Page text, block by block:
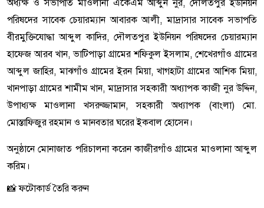
অধ্যক্ষ ও সভাপতি মাওলানা একেএম আব্দুন নুর, দৌলতপুর ইউনিয়ন
পরিষদের সাবেক চেয়ারম্যান আবারক আলী, মাদ্রাসার সাবেক সভাপতি
বীরমুক্তিযোদ্ধা আব্দুল কাদির, দৌলতপুর ইউনিয়ন পরিষদের চেয়ারম্যান
হাফেজ আরব খান, ভাটিপাড়া গ্রামের শফিকুল ইসলাম, শেখেরগাঁও গ্রামের
আব্দুল জাহির, মাঝগাঁও গ্রামের ইরন মিয়া, খাগহাটা গ্রামের আশিক মিয়া,
খানপাড়া গ্রামের শামীম খান, মাদ্রাসার সহকারী অধ্যাপক কাজী নুর উদ্দিন,
উপাধ্যক্ষ মাওলানা খসরুজ্জামান, সহকারী অধ্যাপক (বাংলা) মো.
মোস্তাফিজুর রহমান ও মানবতার ঘরের ইকবাল হোসেন।
অনুষ্ঠানে মোনাজাত পরিচালনা করেন কাজীরগাঁও গ্রামের মাওলানা আব্দুল
করিম।
📸 ফটোকার্ড তৈরি করুন